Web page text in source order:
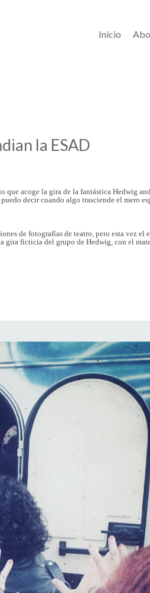
Inicio
la ESAD
que acoge la gira de la fantástica Hedwig
decir cuando algo trasciende el mero
de fotografías de teatro, pero esta vez el
gira ficticia del grupo de Hedwig, con el